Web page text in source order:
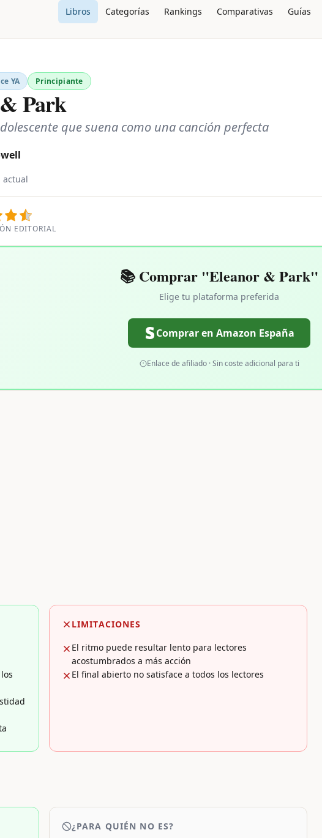
Libros Categorías Rankings Comparativas Guías
YA Principiante
Park
que suena como una canción perfecta
actual
EDITORIAL
📚 Comprar "Eleanor & Park"
Elige tu plataforma preferida
Comprar en Amazon España
Enlace de afiliado · Sin coste adicional para ti
LIMITACIONES
El ritmo puede resultar lento para lectores
acostumbrados a más acción
El final abierto no satisface a todos los lectores
¿PARA QUIÉN NO ES?